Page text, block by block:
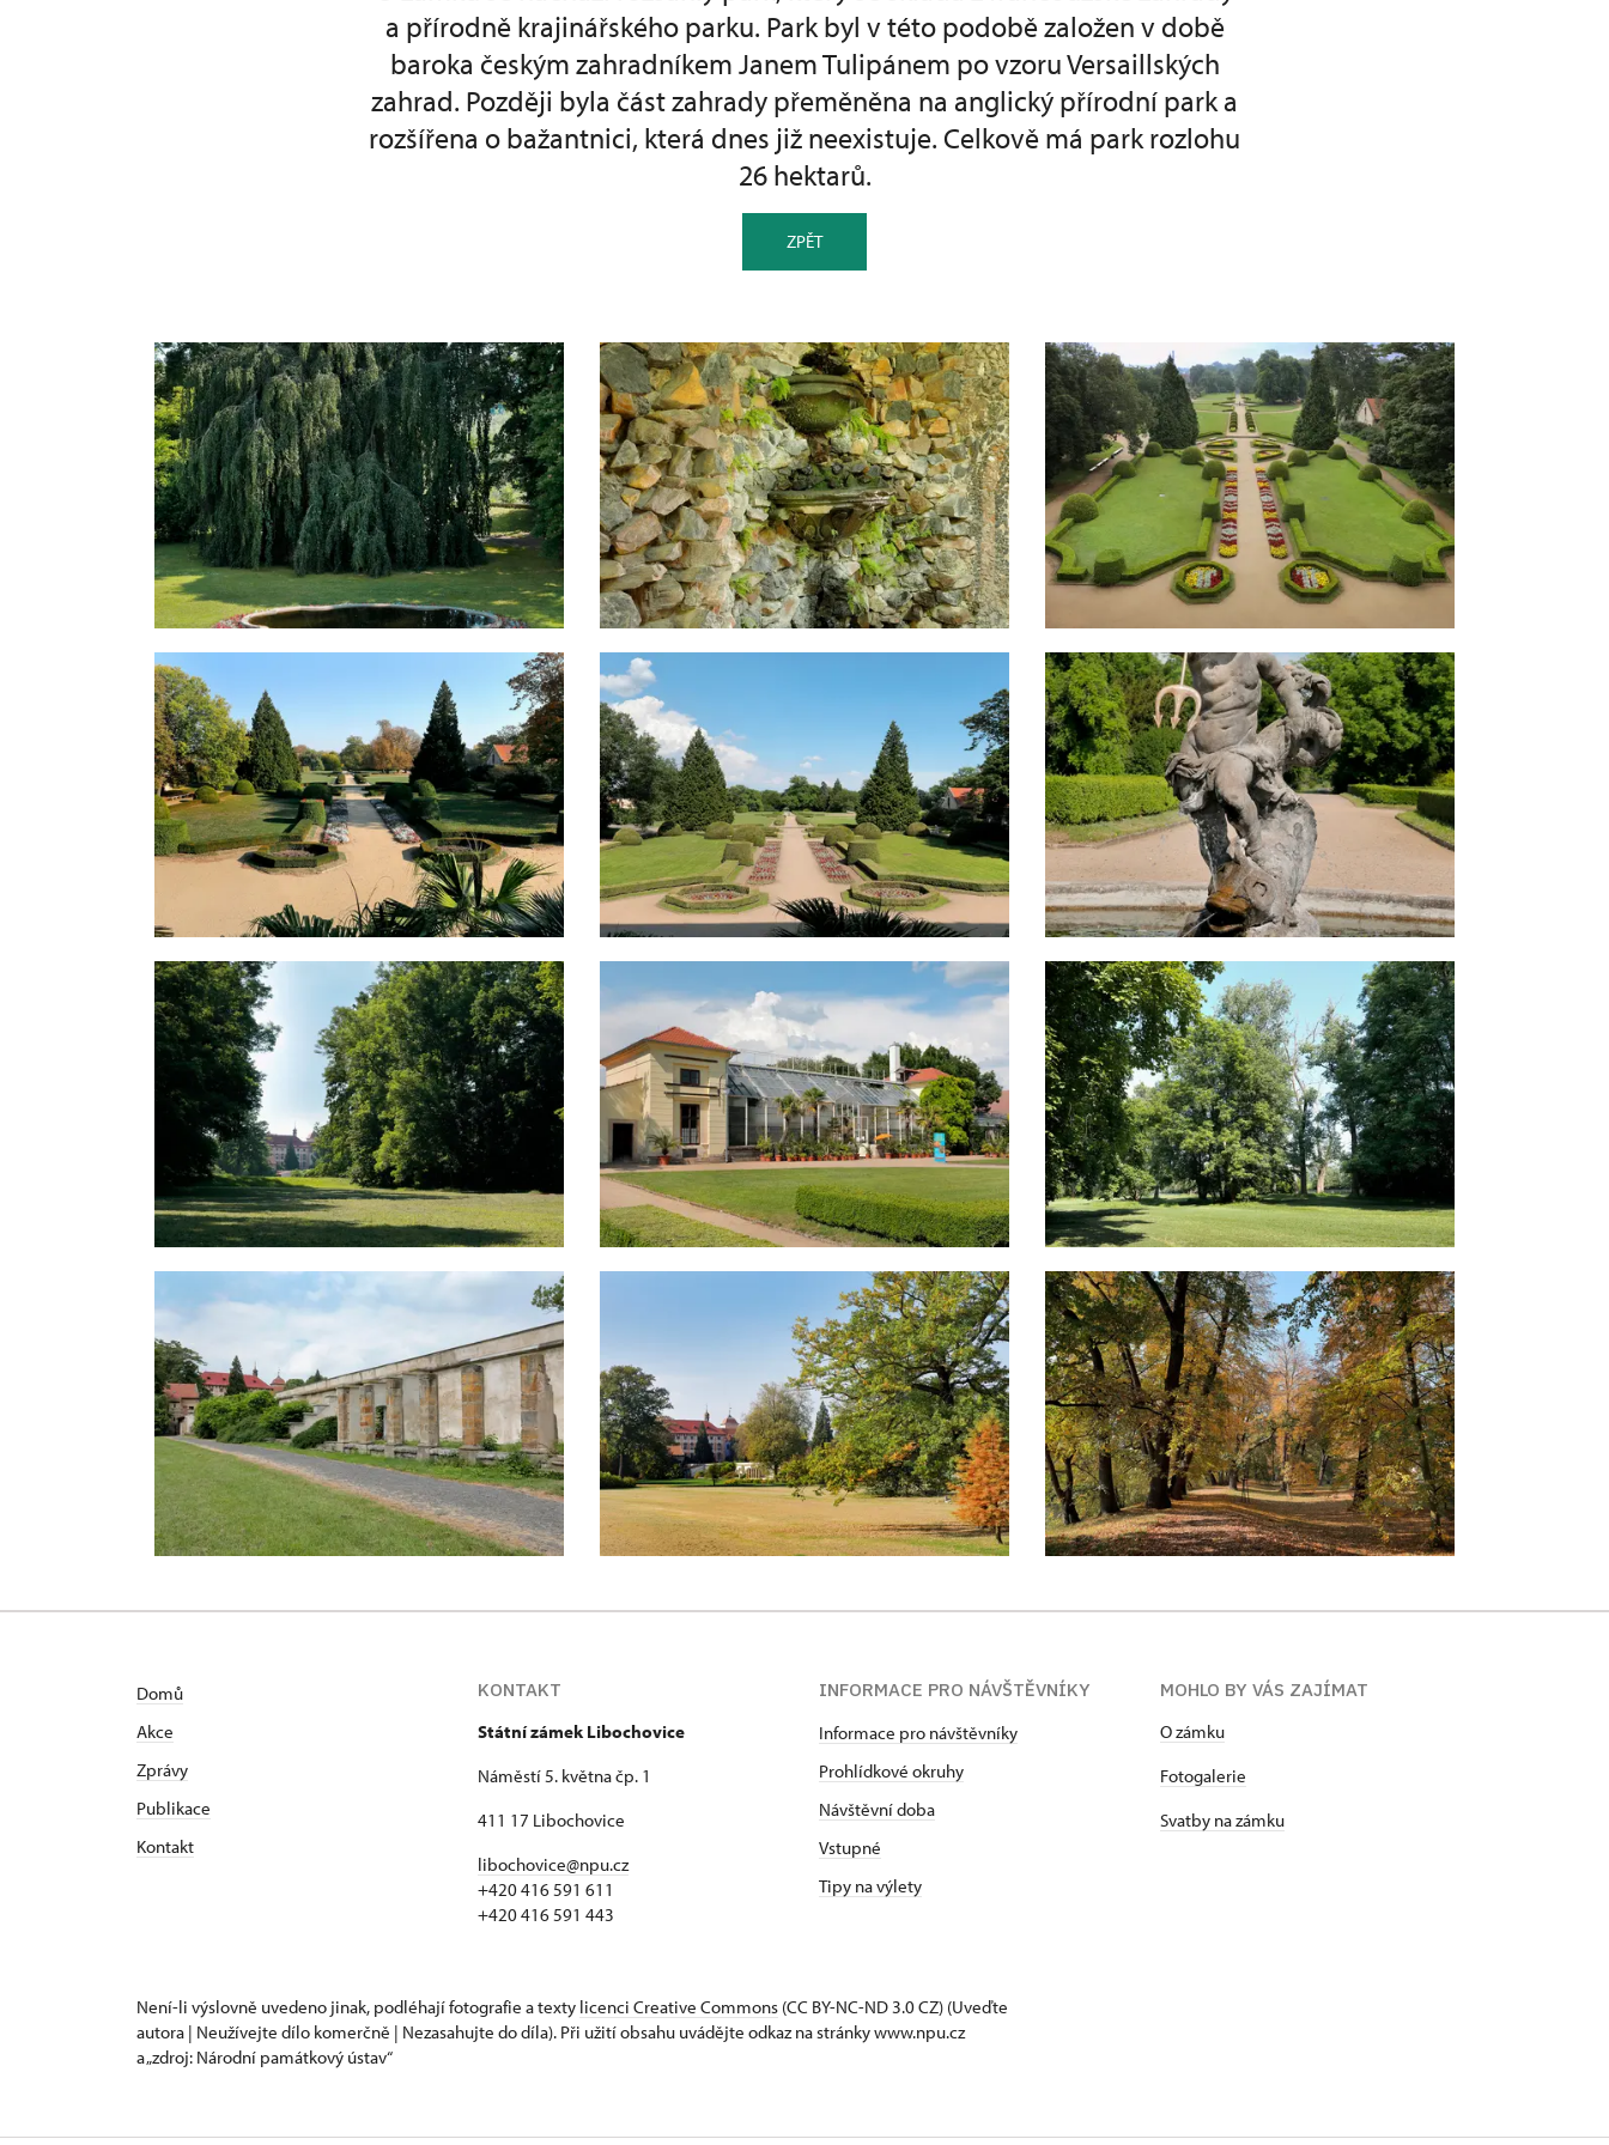
a přírodně krajinářského parku. Park byl v této podobě založen v době
baroka českým zahradníkem Janem Tulipánem po vzoru Versaillských
zahrad. Později byla část zahrady přeměněna na anglický přírodní park a
rozšířena o bažantnici, která dnes již neexistuje. Celkově má park rozlohu
26 hektarů.
ZPĚT
Domů
Akce
Zprávy
Publikace
Kontakt
KONTAKT
Státní zámek Libochovice
Náměstí 5. května čp. 1
411 17 Libochovice
libochovice@npu.cz
+420 416 591 611
+420 416 591 443
INFORMACE PRO NÁVŠTĚVNÍKY
Informace pro návštěvníky
Prohlídkové okruhy
Návštěvní doba
Vstupné
Tipy na výlety
MOHLO BY VÁS ZAJÍMAT
O zámku
Fotogalerie
Svatby na zámku
Není-li výslovně uvedeno jinak, podléhají fotografie a texty licenci Creative Commons (CC BY-NC-ND 3.0 CZ) (Uveďte
autora | Neužívejte dílo komerčně | Nezasahujte do díla). Při užití obsahu uvádějte odkaz na stránky www.npu.cz
a „zdroj: Národní památkový ústav“